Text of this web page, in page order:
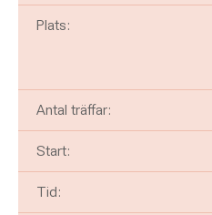
Plats:
Antal träffar:
Start:
Tid: